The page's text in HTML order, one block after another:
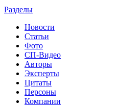
Разделы
Новости
Статьи
Фото
СП-Видео
Авторы
Эксперты
Цитаты
Персоны
Компании